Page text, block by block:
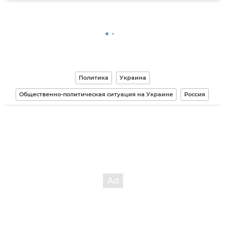
Политика Украина
Общественно-политическая ситуация на Украине Россия